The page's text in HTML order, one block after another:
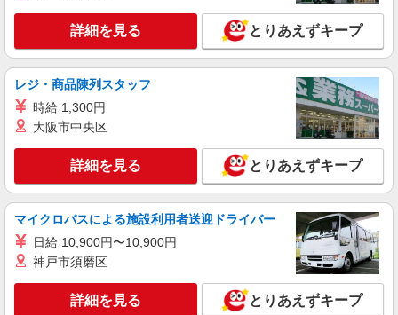
紹介予定派遣
【docomo】の携帯販売スタッフ
時給1400円〜 ※残業代支給 ★交通費別途支給
+゜ 入社祝い金10万円支給(規定有) お友達を紹介
頂くと, インセンティブ支給(規定有) ★月2回払
い・週払い可能（規程有）★ ゜・。○。・゜
+゜・。○。・゜+゜
広島県東広島市のdocomoショップ
キープ 詳細を見る
詳細を見る とりあえずキープ
レジ・商品陳列スタッフ
時給 1,300円
大阪市中央区
詳細を見る とりあえずキープ
マイクロバスによる施設利用者送迎ドライバー
日給 10,900円〜10,900円
神戸市須磨区
詳細を見る とりあえずキープ